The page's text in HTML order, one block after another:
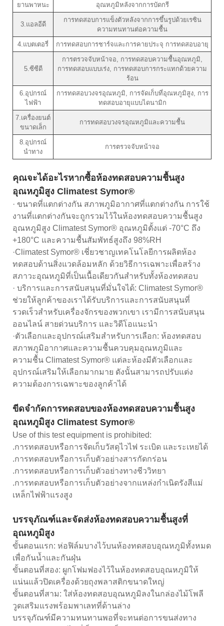
ยานพาหนะ
อุณหภูมิหลังจากการบัดกรี
3.แอลอีดี
การทดสอบการแข็งตัวหลังจากการขึ้นรูปด้วยเรซิน
ความทนทานต่อความชื้น
4.แบตเตอรี่
การทดสอบการชาร์จและการคายประจุ การทดสอบอายุ
5.ซีซีดี
การตรวจจับหน้าจอ, การทดสอบความชื้นอุณหภูมิ,
การทดสอบแบบเร่ง, การทดสอบการกระแทกด้วยความ
ร้อน
6.อุปกรณ์
ไฟฟ้า
การทดสอบวงจรอุณหภูมิ, การจัดเก็บที่อุณหภูมิสูง, การ
ทดสอบอายุแบบไดนามิก
7.เครื่องยนต์
ขนาดเล็ก
การทดสอบวงจรอุณหภูมิและความชื้น
8.อุปกรณ์
นำทาง
การตรวจจับหน้าจอ
คุณจะได้อะไรหากซื้อห้องทดสอบความชื้นสูง
อุณหภูมิสูง Climatest Symor®
· ขนาดที่แตกต่างกัน สภาพภูมิอากาศที่แตกต่างกัน การใช้
งานที่แตกต่างกันจะถูกรวมไว้ในห้องทดสอบความชื้นสูง
อุณหภูมิสูง Climatest Symor® อุณหภูมิตั้งแต่ -70°C ถึง
+180°C และความชื้นสัมพัทธ์สูงถึง 98%RH
·Climatest Symor® เชี่ยวชาญเทคโนโลยีการผลิตห้อง
ทดสอบด้านสิ่งแวดล้อมหลัก ด้วยวิธีการเฉพาะเพื่อสร้าง
สภาวะอุณหภูมิที่เป็นเนื้อเดียวกันสำหรับทั้งห้องทดสอบ
· บริการและการสนับสนุนที่มั่นใจได้: Climatest Symor®
ช่วยให้ลูกค้าของเราได้รับบริการและการสนับสนุนที่
รวดเร็วสำหรับเครื่องจักรของพวกเขา เรามีการสนับสนุน
ออนไลน์ สายด่วนบริการ และวิดีโอแนะนำ
·ตัวเลือกและอุปกรณ์เสริมสำหรับการเลือก: ห้องทดสอบ
สภาพภูมิอากาศและความชื้นควบคุมอุณหภูมิและ
ความชื้น Climatest Symor® แต่ละห้องมีตัวเลือกและ
อุปกรณ์เสริมให้เลือกมากมาย ดังนั้นสามารถปรับแต่ง
ความต้องการเฉพาะของลูกค้าได้
ขีดจำกัดการทดสอบของห้องทดสอบความชื้นสูง
อุณหภูมิสูง Climatest Symor®
Use of this test equipment is prohibited:
.การทดสอบหรือการจัดเก็บวัสดุไวไฟ ระเบิด และระเหยได้
.การทดสอบหรือการเก็บตัวอย่างสารกัดกร่อน
.การทดสอบหรือการเก็บตัวอย่างทางชีววิทยา
.การทดสอบหรือการเก็บตัวอย่างจากแหล่งกำเนิดรังสีแม่
เหล็กไฟฟ้าแรงสูง
บรรจุภัณฑ์และจัดส่งห้องทดสอบความชื้นสูงที่
อุณหภูมิสูง
ขั้นตอนแรก: ห่อฟิล์มบางไว้บนห้องทดสอบอุณหภูมิทั้งหมด
เพื่อกันน้ำและกันฝุ่น
ขั้นตอนที่สอง: ผูกโฟมฟองไว้ในห้องทดสอบอุณหภูมิให้
แน่นแล้วปิดเครื่องด้วยถุงพลาสติกขนาดใหญ่
ขั้นตอนที่สาม: ใส่ห้องทดสอบอุณหภูมิลงในกล่องไม้โพลี
วูดเสริมแรงพร้อมพาเลทที่ด้านล่าง
บรรจุภัณฑ์มีความทนทานพอที่จะทนต่อการขนส่งทาง